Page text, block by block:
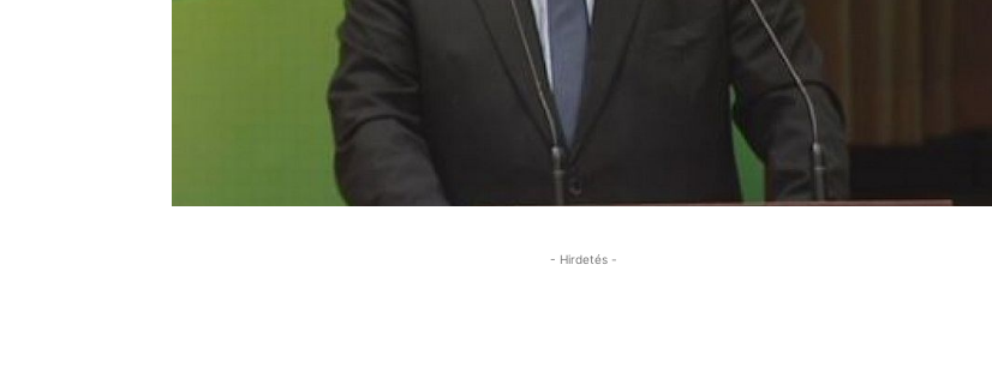
- Hirdetés -